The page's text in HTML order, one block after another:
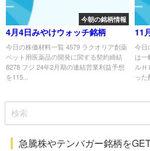
今朝の銘柄情報
4月4日みやけウォッチ銘柄
今日の株価材料一覧 4579 ラクオリア創薬
ペット用医薬品の開発に関する契約締結
8278 フジ 24年2月期の連結営業利益予想
を115...
11
今日
は一
ルＨ
った
急騰株やテンバガー銘柄を